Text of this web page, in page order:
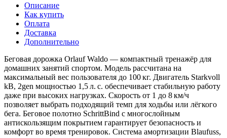
Описание
Как купить
Оплата
Доставка
Дополнительно
Беговая дорожка Orlauf Waldo — компактный тренажёр для
домашних занятий спортом. Модель рассчитана на
максимальный вес пользователя до 100 кг. Двигатель Starkvoll
kB, 2gen мощностью 1,5 л. с. обеспечивает стабильную работу
даже при высоких нагрузках. Скорость от 1 до 8 км/ч
позволяет выбрать подходящий темп для ходьбы или лёгкого
бега. Беговое полотно SchrittBind с многослойным
антискользящим покрытием гарантирует безопасность и
комфорт во время тренировок. Система амортизации Blaufuss,